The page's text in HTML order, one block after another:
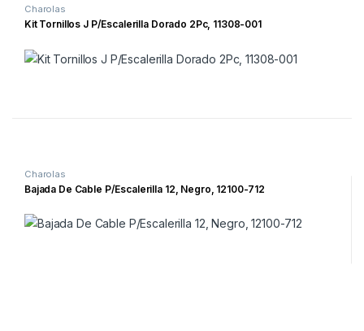
Charolas
Kit Tornillos J P/Escalerilla Dorado 2Pc, 11308-001
Charolas
Bajada De Cable P/Escalerilla 12, Negro, 12100-712